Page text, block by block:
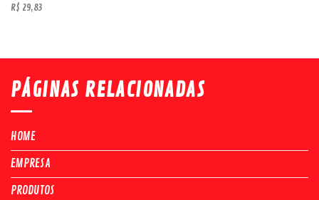
R$29,83
PÁGINAS RELACIONADAS
HOME
EMPRESA
PRODUTOS